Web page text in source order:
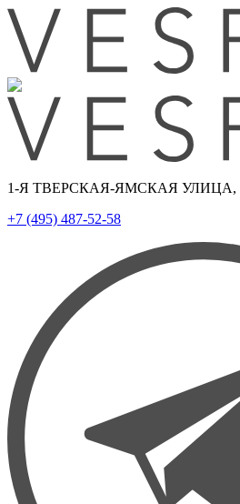
1-Я ТВЕРСКАЯ-ЯМСКАЯ УЛИЦА,
+7 (495) 487-52-58